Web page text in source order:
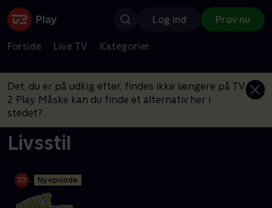
Log ind Prøv nu
Forside Live TV Kategorier
Det, du er på udkig efter, findes ikke længere på TV
2 Play. Måske kan du finde et alternativ her i
stedet?
Livsstil